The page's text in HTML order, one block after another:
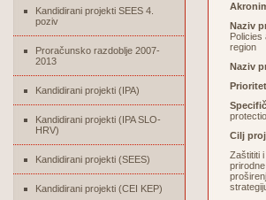
Kandidirani projekti SEES 4.
poziv
Proračunsko razdoblje 2007-
2013
Kandidirani projekti (IPA)
Kandidirani projekti (IPA SLO-
HRV)
Kandidirani projekti (SEES)
Kandidirani projekti (CEI KEP)
Naziv
Policies
region
Naziv
Cilj
Zaštititi